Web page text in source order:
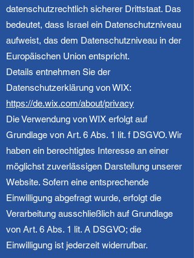
datenschutzrechtlich sicherer Drittstaat. Das
bedeutet, dass Israel ein Datenschutzniveau
aufweist, das dem Datenschutzniveau in der
Europäischen Union entspricht.
Details entnehmen Sie der
Datenschutzerklärung von WIX:
https://de.wix.com/about/privacy
Die Verwendung von WIX erfolgt auf
Grundlage von Art. 6 Abs. 1 lit. f DSGVO. Wir
haben ein berechtigtes Interesse an einer
möglichst zuverlässigen Darstellung unserer
Website. Sofern eine entsprechende
Einwilligung abgefragt wurde, erfolgt die
Verarbeitung ausschließlich auf Grundlage
von Art. 6 Abs. 1 lit. A DSGVO; die
Einwilligung ist jederzeit widerrufbar.